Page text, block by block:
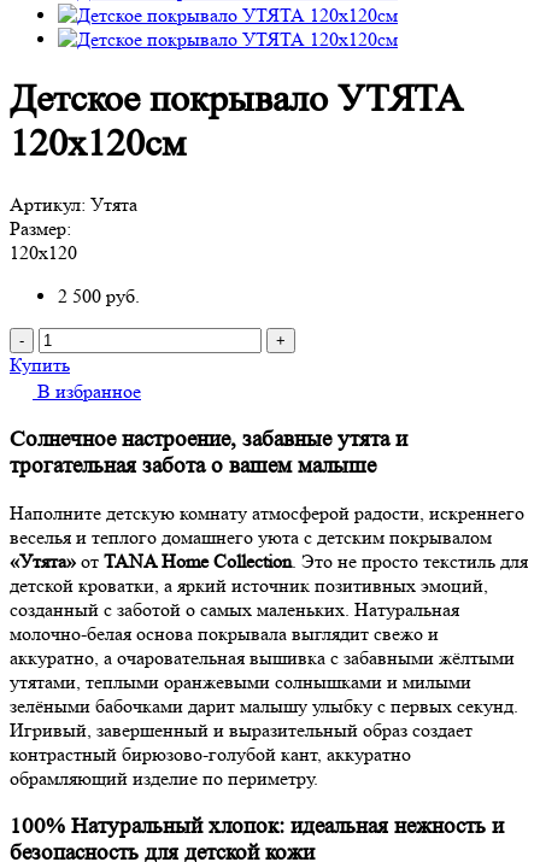
Детское покрывало УТЯТА
120х120см
Артикул: Утята
Размер:
120х120
2 500 руб.
- +
Купить
В избранное
Солнечное настроение, забавные утята и
трогательная забота о вашем малыше
Наполните детскую комнату атмосферой радости, искреннего
веселья и теплого домашнего уюта с детским покрывалом
«Утята» от TANA Home Collection. Это не просто текстиль для
детской кроватки, а яркий источник позитивных эмоций,
созданный с заботой о самых маленьких. Натуральная
молочно-белая основа покрывала выглядит свежо и
аккуратно, а очаровательная вышивка с забавными жёлтыми
утятами, теплыми оранжевыми солнышками и милыми
зелёными бабочками дарит малышу улыбку с первых секунд.
Игривый, завершенный и выразительный образ создает
контрастный бирюзово-голубой кант, аккуратно
обрамляющий изделие по периметру.
100% Натуральный хлопок: идеальная нежность и
безопасность для детской кожи